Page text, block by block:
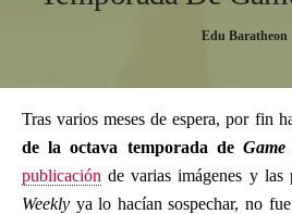
Edu Baratheon
Tras varios meses de espera, por fin
de la octava temporada de
publicación de varias imágenes y las
Weekly ya lo hacían sospechar, no